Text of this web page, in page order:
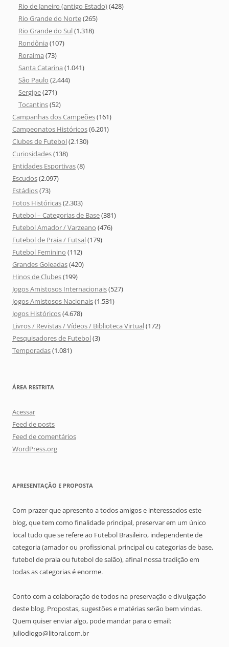
Rio de Janeiro (antigo Estado)(428)
Rio Grande do Norte(265)
Rio Grande do Sul(1.318)
Rondônia (107)
Roraima (73)
Santa Catarina (1.041)
São Paulo (2.444)
Sergipe(271)
Tocantins(52)
Campanhas dos Campeões(161)
Campeonatos Históricos(6.201)
Clubes de Futebol(2.130)
Curiosidades(138)
Entidades Esportivas(8)
Escudos(2.097)
Estádios(73)
Fotos Históricas(2.303)
Futebol – Categorias de Base(381)
Futebol Amador / Varzeano (476)
Futebol de Praia / Futsal(179)
Futebol Feminino (112)
Grandes Goleadas(420)
Hinos de Clubes(199)
Jogos Amistosos Internacionais(527)
Jogos Amistosos Nacionais(1.531)
Jogos Históricos(4.678)
Livros / Revistas / Vídeos / Biblioteca Virtual(172)
Pesquisadores de Futebol(3)
Temporadas(1.081)
ÁREA RESTRITA
Acessar
Feed de posts
Feed de comentários
WordPress.org
APRESENTAÇÃO E PROPOSTA
Com prazer que apresento a todos amigos e interessados este
blog, que tem como finalidade principal, preservar em um único
local tudo que se refere ao Futebol Brasileiro, independente de
categoria (amador ou profissional, principal ou categorias de base,
futebol de praia ou futebol de salão), afinal nossa tradição em
todas as categorias é enorme.
Conto com a colaboração de todos na preservação e divulgação
deste blog. Propostas, sugestões e matérias serão bem vindas.
Quem quiser enviar algo, pode mandar para o email:
juliodiogo@litoral.com.br